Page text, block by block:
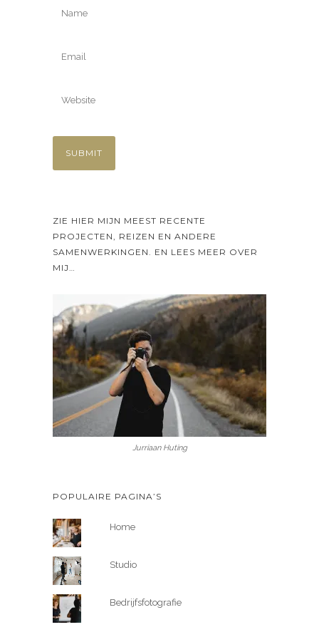
ZIE HIER MIJN MEEST RECENTE
PROJECTEN, REIZEN EN ANDERE
SAMENWERKINGEN. EN LEES MEER OVER
MIJ…
Jurriaan Huting
POPULAIRE PAGINA’S
Home
Studio
Bedrijfsfotografie